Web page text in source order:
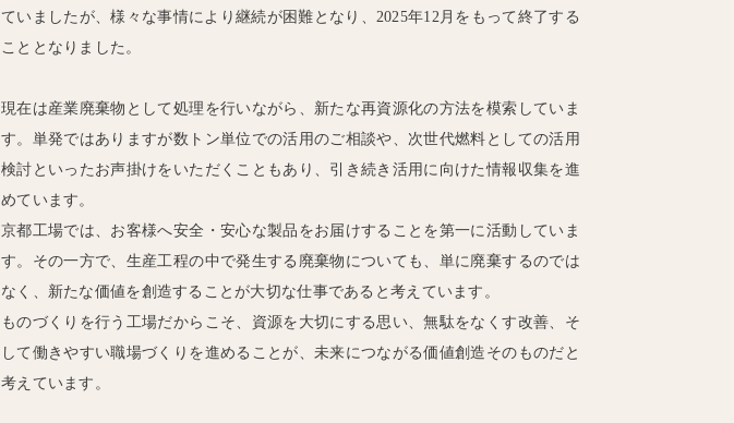
ていましたが、様々な事情により継続が困難となり、2025年12月をもって終了する
こととなりました。
現在は産業廃棄物として処理を行いながら、新たな再資源化の方法を模索していま
す。単発ではありますが数トン単位での活用のご相談や、次世代燃料としての活用
検討といったお声掛けをいただくこともあり、引き続き活用に向けた情報収集を進
めています。
京都工場では、お客様へ安全・安心な製品をお届けすることを第一に活動していま
す。その一方で、生産工程の中で発生する廃棄物についても、単に廃棄するのでは
なく、新たな価値を創造することが大切な仕事であると考えています。
ものづくりを行う工場だからこそ、資源を大切にする思い、無駄をなくす改善、そ
して働きやすい職場づくりを進めることが、未来につながる価値創造そのものだと
考えています。